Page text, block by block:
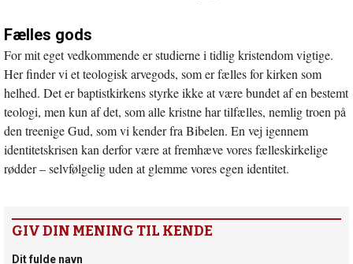
Fælles gods
For mit eget vedkommende er studierne i tidlig kristendom vigtige.
Her finder vi et teologisk arvegods, som er fælles for kirken som
helhed. Det er baptistkirkens styrke ikke at være bundet af en bestemt
teologi, men kun af det, som alle kristne har tilfælles, nemlig troen på
den treenige Gud, som vi kender fra Bibelen. En vej igennem
identitetskrisen kan derfor være at fremhæve vores fælleskirkelige
rødder – selvfølgelig uden at glemme vores egen identitet.
GIV DIN MENING TIL KENDE
Dit fulde navn